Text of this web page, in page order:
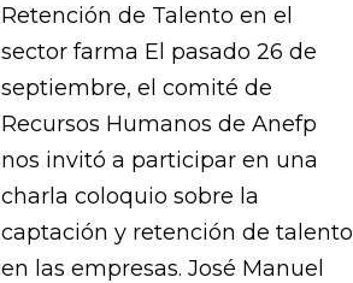
Retención de Talento en el
sector farma El pasado 26 de
septiembre, el comité de
Recursos Humanos de Anefp
nos invitó a participar en una
charla coloquio sobre la
captación y retención de talento
en las empresas. José Manuel